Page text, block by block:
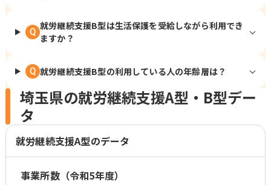
Q
就労継続支援B型は生活保護を受給しながら利用でき
ますか？
Q 就労継続支援B型の利用している人の年齢層は？
埼玉県の就労継続支援A型・B型デー
タ
就労継続支援A型のデータ
事業所数（令和5年度）